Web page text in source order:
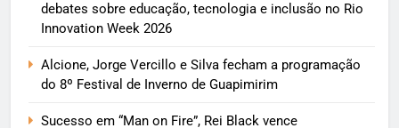
debates sobre educação, tecnologia e inclusão no Rio
Innovation Week 2026
Alcione, Jorge Vercillo e Silva fecham a programação
do 8º Festival de Inverno de Guapimirim
Sucesso em “Man on Fire”, Rei Black vence